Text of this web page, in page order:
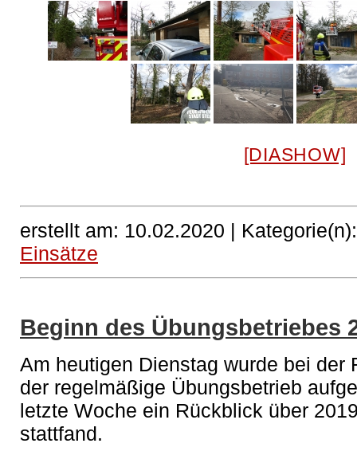
[DIASHOW]
erstellt am: 10.02.2020 |
Einsätze
Beginn des Übungsbetriebes
Am heutigen Dienstag wurde bei der
der regelmäßige Übungsbetrieb
letzte Woche ein Rückblick über
stattfand.